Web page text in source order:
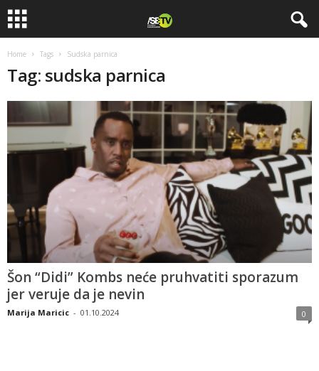
Home Tags Sudska parnica
Tag: sudska parnica
Šon “Didi” Kombs neće pruhvatiti sporazum
jer veruje da je nevin
Marija Maricic - 01.10.2024 0